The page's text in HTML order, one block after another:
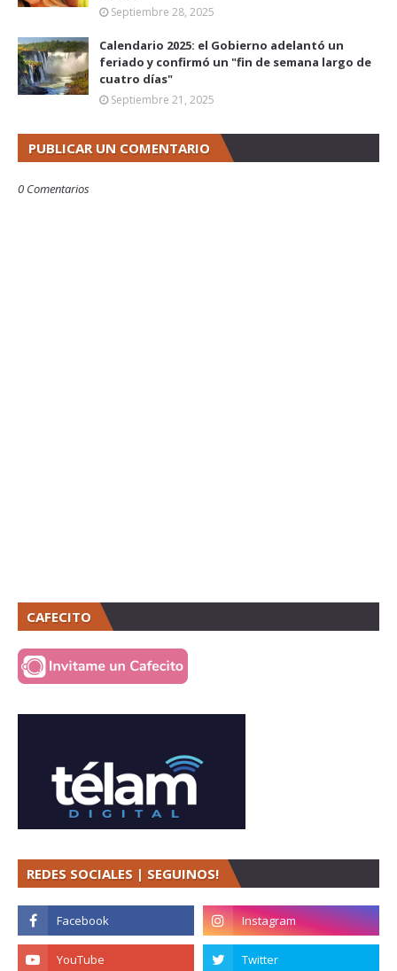
Septiembre 28, 2025
Calendario 2025: el Gobierno adelantó un
feriado y confirmó un "fin de semana largo de
cuatro días"
Septiembre 21, 2025
PUBLICAR UN COMENTARIO
0 Comentarios
CAFECITO
REDES SOCIALES | SEGUINOS!